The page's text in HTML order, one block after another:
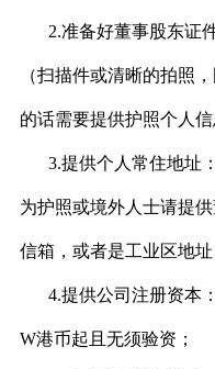
2.准备好董事股东证
（扫描件或清晰的拍照
的话需要提供护照个人信
3.提供个人常住地址
为护照或境外人士请提
信箱，或者是工业区地址
4.提供公司注册资本
W港币起且无须验资；